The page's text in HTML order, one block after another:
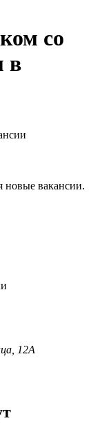
со
в
новые вакансии.
12А